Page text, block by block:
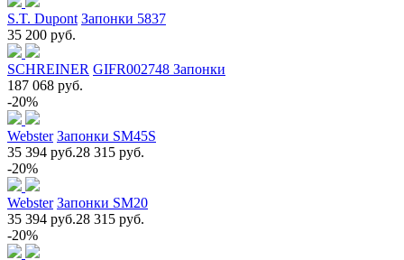
S.T. Dupont Запонки 5837
35 200 руб.
SCHREINER GIFR002748 Запонки
187 068 руб.
-20%
Webster Запонки SM45S
35 394 руб.28 315 руб.
-20%
Webster Запонки SM20
35 394 руб.28 315 руб.
-20%